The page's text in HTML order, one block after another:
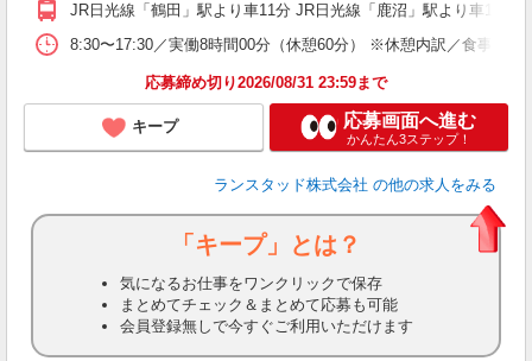
JR日光線「鶴田」駅より車11分 JR日光線「鹿沼」駅より車15分
8:30〜17:30／実働8時間00分（休憩60分） ※休憩内訳／食事休
応募締め切り2026/08/31 23:59まで
キープ 応募画面へ進む
かんたん3ステップ！
ランスタッド株式会社 の他の求人をみる
「キープ」とは？
気になるお仕事をワンクリックで保存
まとめてチェック＆まとめて応募も可能
会員登録無しで今すぐご利用いただけます